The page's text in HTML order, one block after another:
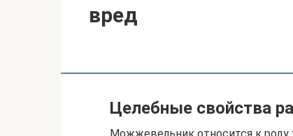
вред
Целебные свойства